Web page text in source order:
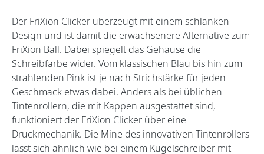
Der FriXion Clicker überzeugt mit einem schlanken
Design und ist damit die erwachsenere Alternative zum
FriXion Ball. Dabei spiegelt das Gehäuse die
Schreibfarbe wider. Vom klassischen Blau bis hin zum
strahlenden Pink ist je nach Strichstärke für jeden
Geschmack etwas dabei. Anders als bei üblichen
Tintenrollern, die mit Kappen ausgestattet sind,
funktioniert der FriXion Clicker über eine
Druckmechanik. Die Mine des innovativen Tintenrollers
lässt sich ähnlich wie bei einem Kugelschreiber mit